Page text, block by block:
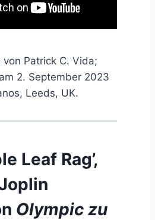
Patrick C. Vida;
2. September 2023
Leeds, UK.
Leaf Rag’,
Olympic zu